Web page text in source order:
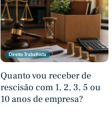
Direito Trabalhista
Quanto vou receber de
rescisão com 1, 2, 3, 5 ou
10 anos de empresa?